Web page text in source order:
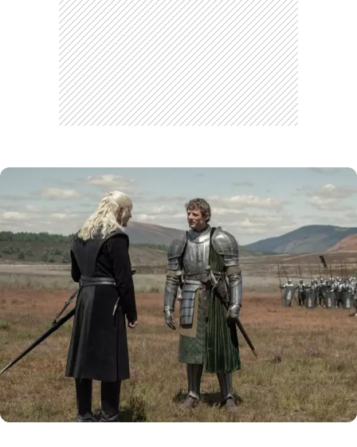
CARREGANDO PUBLICIDADE